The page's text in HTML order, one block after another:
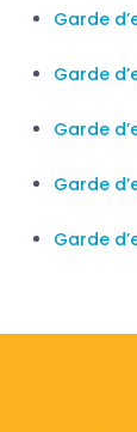
Garde
Garde
Garde
Garde
Garde